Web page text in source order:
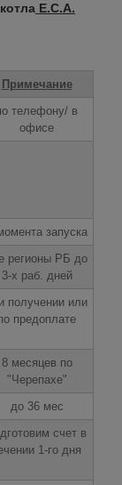
E.C.A.
Примечание
телефону/ в
офисе
запуска
регионы РБ до
3-х раб. дней
получении или
предоплате
8 месяцев по
"Черепахе"
до 36 мес
счет в
1-го дня